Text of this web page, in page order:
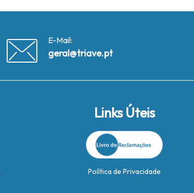
E-Mail:
geral@triave.pt
Links Úteis
Política de Privacidade